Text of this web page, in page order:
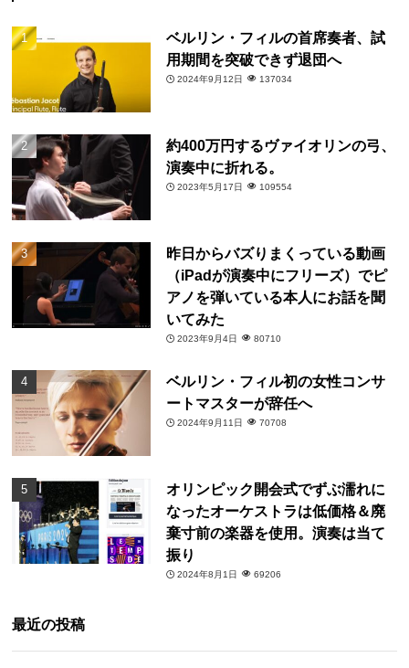
ベルリン・フィルの首席奏者、試
用期間を突破できず退団へ
2024年9月12日 137034
約400万円するヴァイオリンの弓、
演奏中に折れる。
2023年5月17日 109554
昨日からバズりまくっている動画
（iPadが演奏中にフリーズ）でピ
アノを弾いている本人にお話を聞
いてみた
2023年9月4日 80710
ベルリン・フィル初の女性コンサ
ートマスターが辞任へ
2024年9月11日 70708
オリンピック開会式でずぶ濡れに
なったオーケストラは低価格＆廃
棄寸前の楽器を使用。演奏は当て
振り
2024年8月1日 69206
最近の投稿